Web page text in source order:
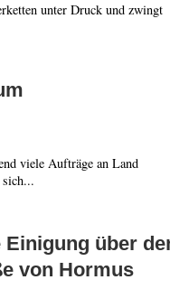
unter Druck und zwingt
viele Aufträge an Land
über
von Hormus